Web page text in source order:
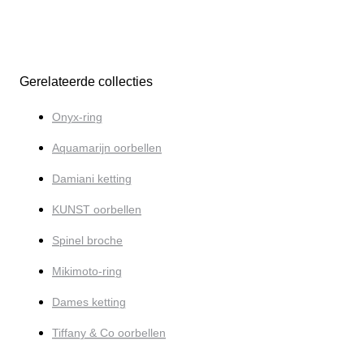
Gerelateerde collecties
Onyx-ring
Aquamarijn oorbellen
Damiani ketting
KUNST oorbellen
Spinel broche
Mikimoto-ring
Dames ketting
Tiffany & Co oorbellen